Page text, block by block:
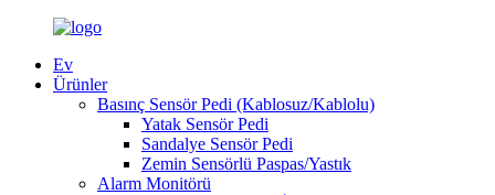
Ev
Ürünler
Basınç Sensör Pedi (Kablosuz/Kablolu)
Yatak Sensör Pedi
Sandalye Sensör Pedi
Zemin Sensörlü Paspas/Yastık
Alarm Monitörü